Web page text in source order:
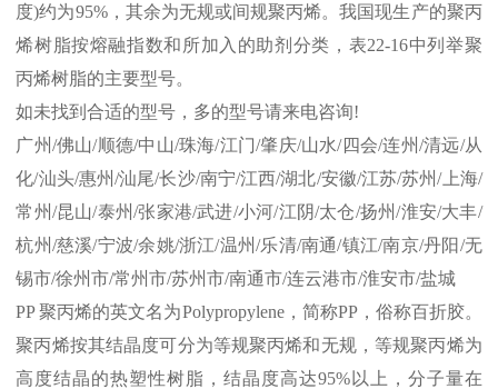
度)约为95%，其余为无规或间规聚丙烯。我国现生产的聚丙
烯树脂按熔融指数和所加入的助剂分类，表22-16中列举聚
丙烯树脂的主要型号。
如未找到合适的型号，多的型号请来电咨询!
广州/佛山/顺德/中山/珠海/江门/肇庆/山水/四会/连州/清远/从
化/汕头/惠州/汕尾/长沙/南宁/江西/湖北/安徽/江苏/苏州/上海/
常州/昆山/泰州/张家港/武进/小河/江阴/太仓/扬州/淮安/大丰/
杭州/慈溪/宁波/余姚/浙江/温州/乐清/南通/镇江/南京/丹阳 /无
锡市/徐州市/常州市/苏州市/南通市/连云港市/淮安市/盐城
PP聚丙烯的英文名为Polypropylene，简称PP，俗称百折胶。
聚丙烯按其结晶度可分为等规聚丙烯和无规，等规聚丙烯为
高度结晶的热塑性树脂，结晶度高达95%以上，分子量在